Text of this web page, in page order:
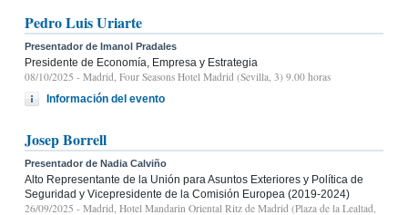
Pedro Luis Uriarte
Presentador de Imanol Pradales
Presidente de Economía, Empresa y Estrategia
08/10/2025 - Madrid, Four Seasons Hotel Madrid (Sevilla, 3) 9.00 horas
Información del evento
Josep Borrell
Presentador de Nadia Calviño
Alto Representante de la Unión para Asuntos Exteriores y Política de
Seguridad y Vicepresidente de la Comisión Europea (2019-2024)
26/09/2025 - Madrid, Hotel Mandarin Oriental Ritz de Madrid (Plaza de la Lealtad,